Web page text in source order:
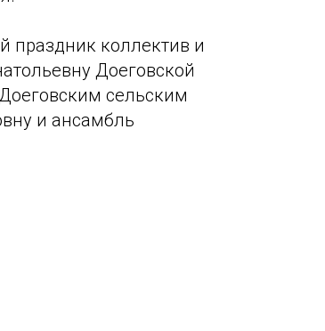
праздник коллектив и
Доеговской
сельским
и ансамбль